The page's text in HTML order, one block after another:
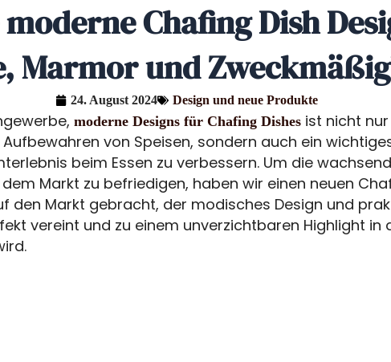
moderne Chafing Dish
Marmor und
24. August 2024 Design und neue Produkte
moderne Designs für Chafing Dishes ist nicht nur
von Speisen, sondern auch ein
beim Essen zu verbessern. Um die
Markt zu befriedigen, haben wir einen neuen
den Markt gebracht, der modisches Design und
vereint und zu einem unverzichtbaren Highlight in